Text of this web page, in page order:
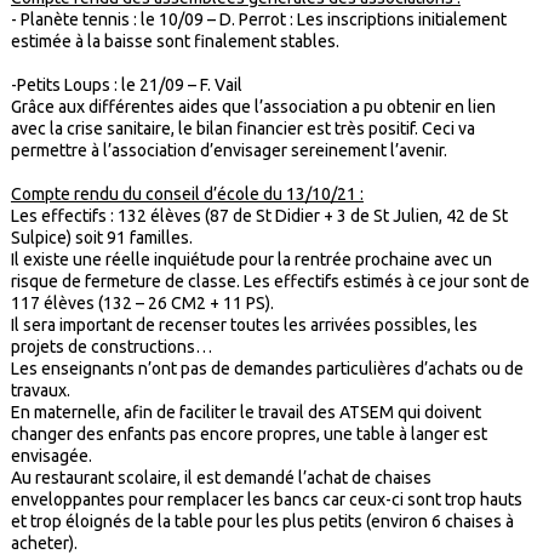
- Planète tennis : le 10/09 – D. Perrot : Les inscriptions initialement
estimée à la baisse sont finalement stables.
-Petits Loups : le 21/09 – F. Vail
Grâce aux différentes aides que l’association a pu obtenir en lien
avec la crise sanitaire, le bilan financier est très positif. Ceci va
permettre à l’association d’envisager sereinement l’avenir.
Compte rendu du conseil d’école du 13/10/21 :
Les effectifs : 132 élèves (87 de St Didier + 3 de St Julien, 42 de St
Sulpice) soit 91 familles.
Il existe une réelle inquiétude pour la rentrée prochaine avec un
risque de fermeture de classe. Les effectifs estimés à ce jour sont de
117 élèves (132 – 26 CM2 + 11 PS).
Il sera important de recenser toutes les arrivées possibles, les
projets de constructions…
Les enseignants n’ont pas de demandes particulières d’achats ou de
travaux.
En maternelle, afin de faciliter le travail des ATSEM qui doivent
changer des enfants pas encore propres, une table à langer est
envisagée.
Au restaurant scolaire, il est demandé l’achat de chaises
enveloppantes pour remplacer les bancs car ceux-ci sont trop hauts
et trop éloignés de la table pour les plus petits (environ 6 chaises à
acheter).